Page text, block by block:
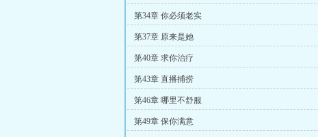
第34章 你必须老实
第37章 原来是她
第40章 求你治疗
第43章 直播捕捞
第46章 哪里不舒服
第49章 保你满意